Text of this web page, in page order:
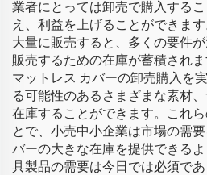
業者にとっては卸売で購入する
え、利益を上げることができま
大量に販売すると、多くの要件
販売するための在庫が蓄積され
マットレス カバーの卸売購入を
る可能性のあるさまざまな素材
在庫することができます。これ
とで、小売中小企業は市場の需
バーの大きな在庫を提供できる
具製品の需要は今日では必須で